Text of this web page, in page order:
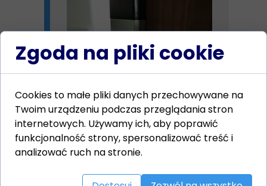
Zgoda na pliki cookie
Cookies to małe pliki danych przechowywane na
Twoim urządzeniu podczas przeglądania stron
internetowych. Używamy ich, aby poprawić
funkcjonalność strony, spersonalizować treść i
analizować ruch na stronie.